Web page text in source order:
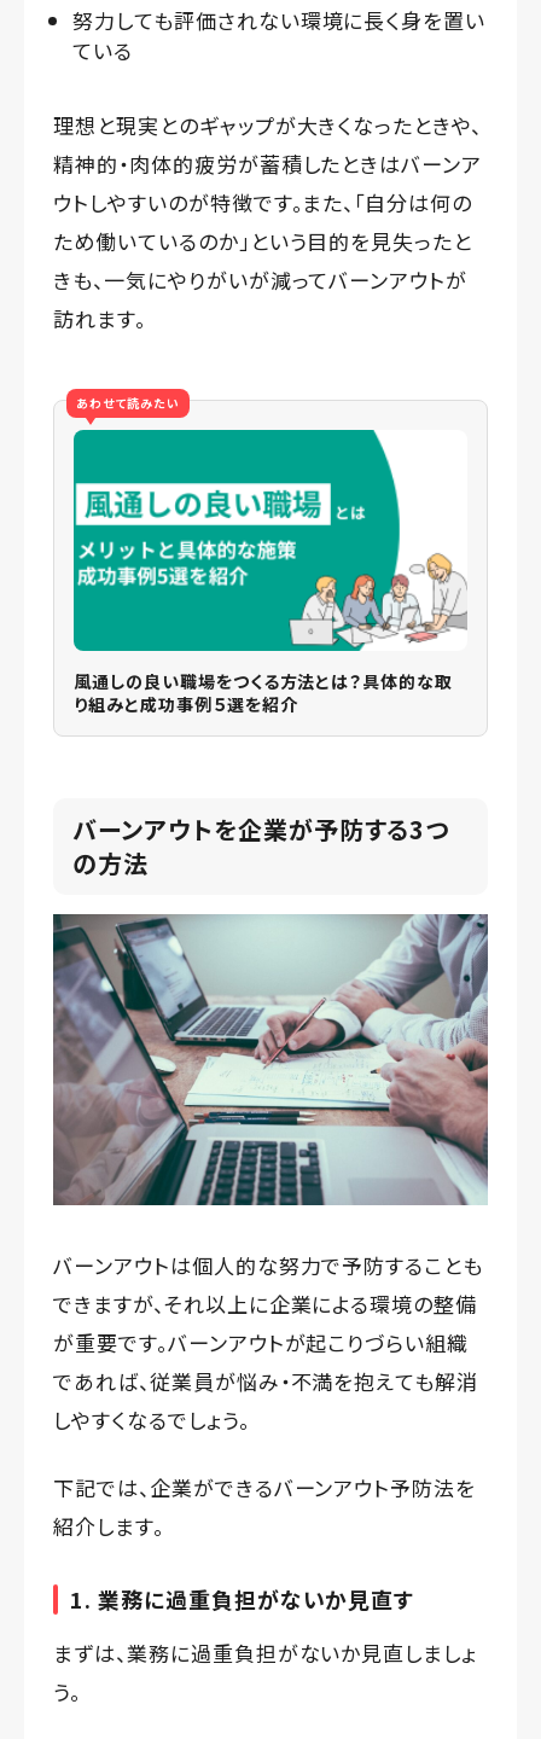
努力しても評価されない環境に長く身を置い
ている
理想と現実とのギャップが大きくなったときや、
精神的・肉体的疲労が蓄積したときはバーンア
ウトしやすいのが特徴です。また、「自分は何の
ため働いているのか」という目的を見失ったと
きも、一気にやりがいが減ってバーンアウトが
訪れます。
あわせて読みたい
風通しの良い職場をつくる方法とは？具体的な取
り組みと成功事例５選を紹介
バーンアウトを企業が予防する3つ
の方法
バーンアウトは個人的な努力で予防することも
できますが、それ以上に企業による環境の整備
が重要です。バーンアウトが起こりづらい組織
であれば、従業員が悩み・不満を抱えても解消
しやすくなるでしょう。
下記では、企業ができるバーンアウト予防法を
紹介します。
1. 業務に過重負担がないか見直す
まずは、業務に過重負担がないか見直しましょ
う。